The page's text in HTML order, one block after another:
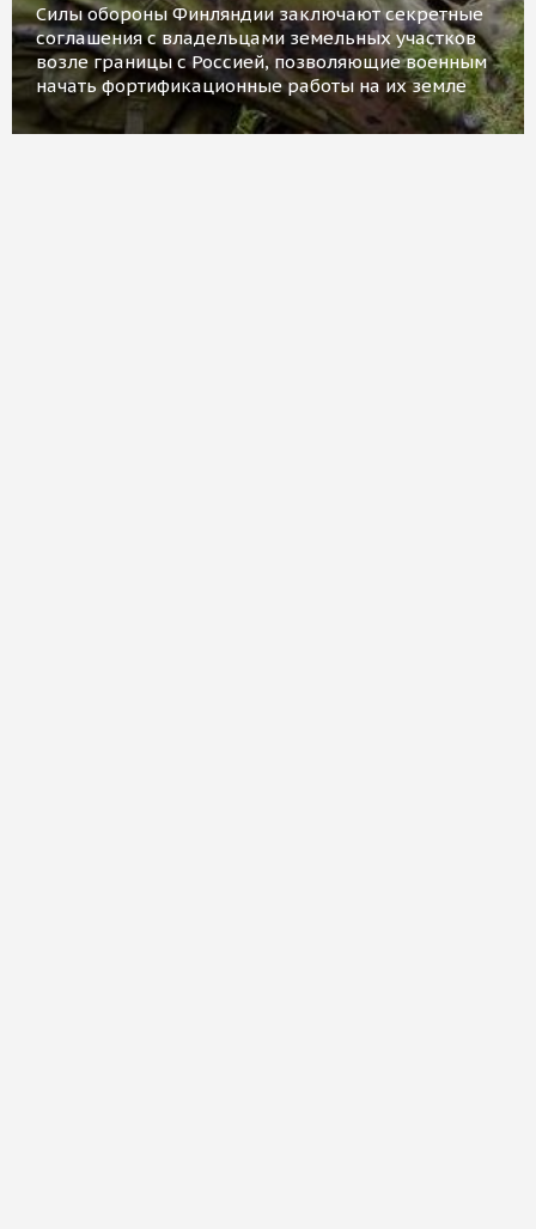
Силы обороны Финляндии заключают секретные
соглашения с владельцами земельных участков
возле границы с Россией, позволяющие военным
начать фортификационные работы на их земле